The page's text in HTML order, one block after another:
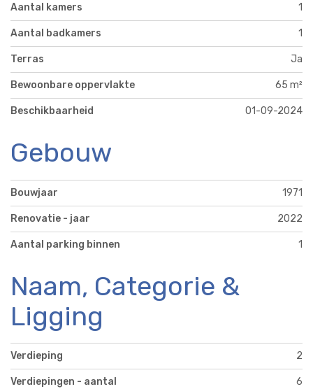
Aantal kamers 1
Aantal badkamers 1
Terras Ja
Bewoonbare oppervlakte 65 m²
Beschikbaarheid 01-09-2024
Gebouw
Bouwjaar 1971
Renovatie - jaar 2022
Aantal parking binnen 1
Naam, Categorie &
Ligging
Verdieping 2
Verdiepingen - aantal 6